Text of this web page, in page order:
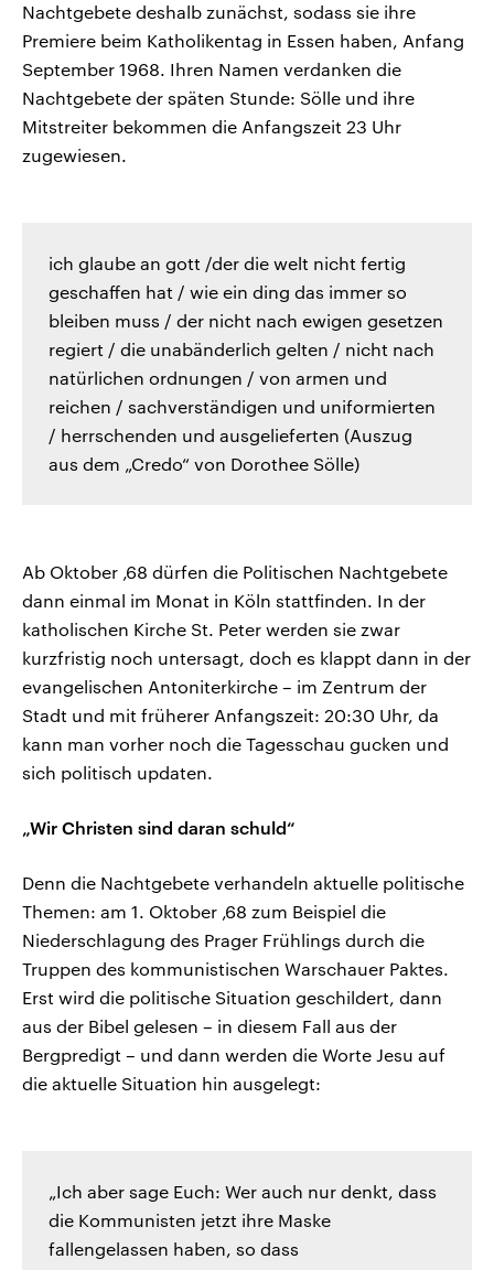
Nachtgebete deshalb zunächst, sodass sie ihre
Premiere beim Katholikentag in Essen haben, Anfang
September 1968. Ihren Namen verdanken die
Nachtgebete der späten Stunde: Sölle und ihre
Mitstreiter bekommen die Anfangszeit 23 Uhr
zugewiesen.
ich glaube an gott /der die welt nicht fertig
geschaffen hat / wie ein ding das immer so
bleiben muss / der nicht nach ewigen gesetzen
regiert / die unabänderlich gelten / nicht nach
natürlichen ordnungen / von armen und
reichen / sachverständigen und uniformierten
/ herrschenden und ausgelieferten (Auszug
aus dem „Credo“ von Dorothee Sölle)
Ab Oktober ‚68 dürfen die Politischen Nachtgebete
dann einmal im Monat in Köln stattfinden. In der
katholischen Kirche St. Peter werden sie zwar
kurzfristig noch untersagt, doch es klappt dann in der
evangelischen Antoniterkirche – im Zentrum der
Stadt und mit früherer Anfangszeit: 20:30 Uhr, da
kann man vorher noch die Tagesschau gucken und
sich politisch updaten.
„Wir Christen sind daran schuld“
Denn die Nachtgebete verhandeln aktuelle politische
Themen: am 1. Oktober ‚68 zum Beispiel die
Niederschlagung des Prager Frühlings durch die
Truppen des kommunistischen Warschauer Paktes.
Erst wird die politische Situation geschildert, dann
aus der Bibel gelesen – in diesem Fall aus der
Bergpredigt – und dann werden die Worte Jesu auf
die aktuelle Situation hin ausgelegt:
„Ich aber sage Euch: Wer auch nur denkt, dass
die Kommunisten jetzt ihre Maske
fallengelassen haben, so dass